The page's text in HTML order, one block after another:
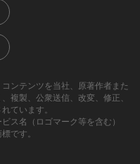
ンテンツを当社、原著作者また
複製、公衆送信、改変、修正、
ています。
ス名（ロゴマーク等を含む）
です。